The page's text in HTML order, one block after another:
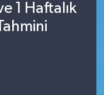
1 Haftalık